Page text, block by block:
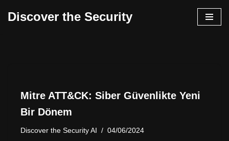
Discover the Security
Mitre ATT&CK: Siber Güvenlikte Yeni
Bir Dönem
Discover the Security AI 04/06/2024